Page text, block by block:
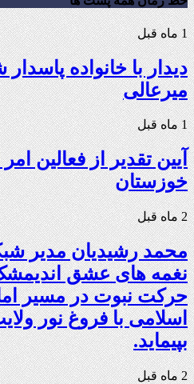
1 ماه قبل
دیدار با خانواده
میرعالی
1 ماه قبل
آیین تقدیر از فعالین
خوزستان
2 ماه قبل
محمد رشیدیان مدیر
نغمه های عشق
حرکت نبوت در مسیر
اسلامی با فروغ نور
بپیماید.
2 ماه قبل